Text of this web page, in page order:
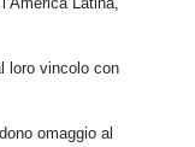
loro vincolo con
omaggio al